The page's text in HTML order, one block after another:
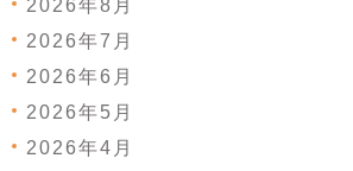
2026年8月
2026年7月
2026年6月
2026年5月
2026年4月